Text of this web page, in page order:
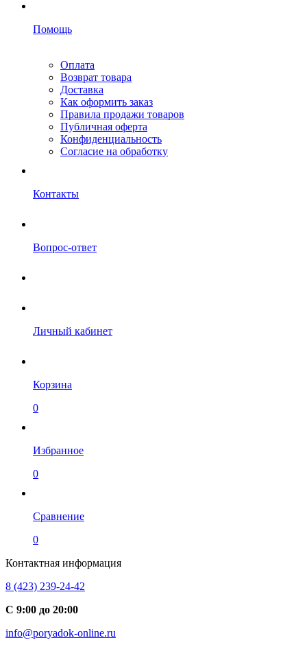
Помощь
Оплата
Возврат товара
Доставка
Как оформить заказ
Правила продажи товаров
Публичная оферта
Конфиденциальность
Согласие на обработку
Контакты
Вопрос-ответ
Личный кабинет
Корзина
0
Избранное
0
Сравнение
0
Контактная информация
8 (423) 239-24-42
С 9:00 до 20:00
info@poryadok-online.ru